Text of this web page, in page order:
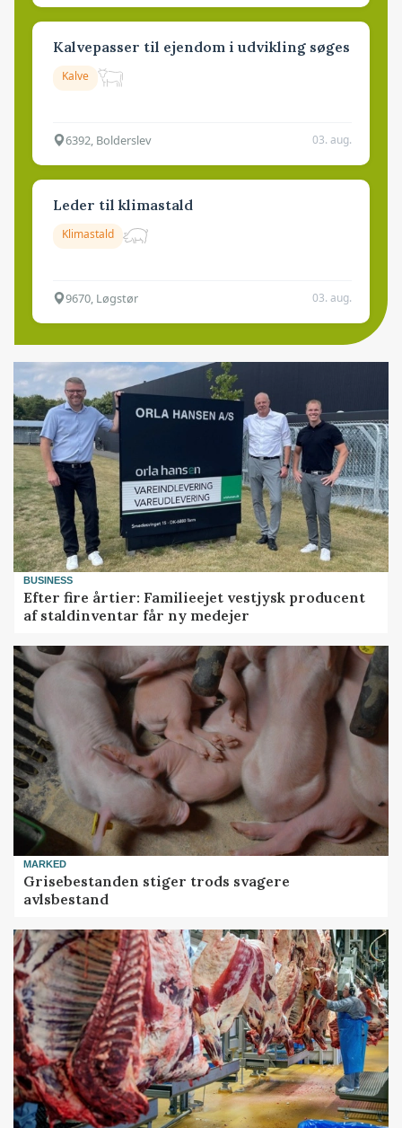
Kalvepasser til ejendom i udvikling søges
Kalve
6392, Bolderslev 03. aug.
Leder til klimastald
Klimastald
9670, Løgstør 03. aug.
BUSINESS
Efter fire årtier: Familieejet vestjysk producent
af staldinventar får ny medejer
MARKED
Grisebestanden stiger trods svagere
avlsbestand